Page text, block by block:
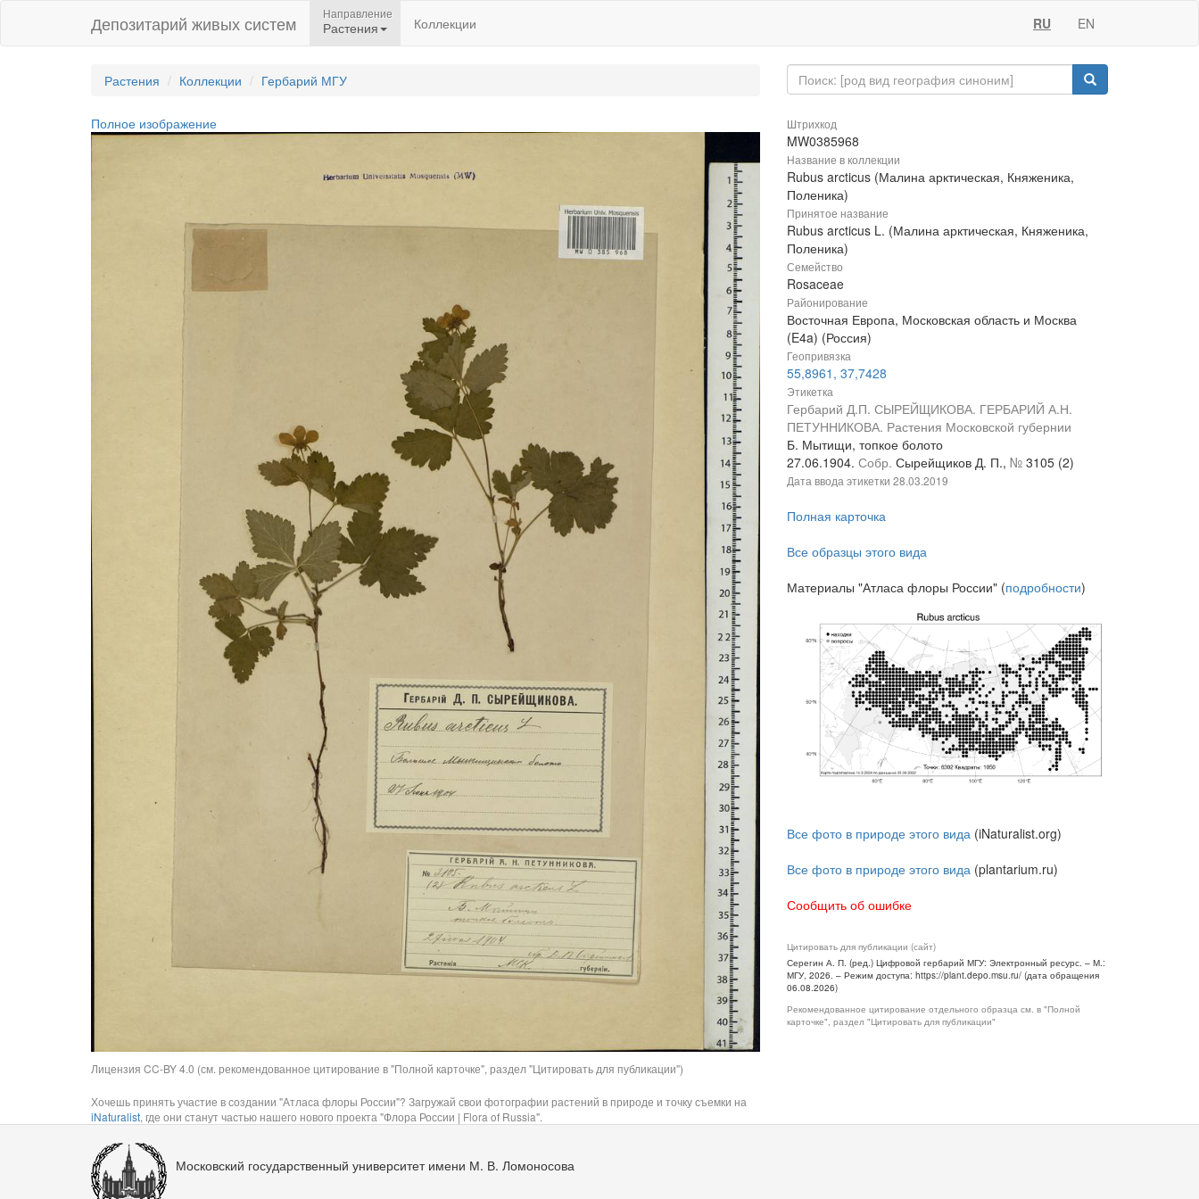
Депозитарий живых систем Направление
Растения Коллекции RU EN
Растения Коллекции Гербарий МГУ
Полное изображение
Лицензия CC-BY 4.0 (см. рекомендованное цитирование в "Полной карточке", раздел "Цитировать для публикации")
Хочешь принять участие в создании "Атласа флоры России"? Загружай свои фотографии растений в природе и точку съемки на
iNaturalist, где они станут частью нашего нового проекта "Флора России | Flora of Russia".
Штрихкод
MW0385968
Название в коллекции
Rubus arcticus (Малина арктическая, Княженика,
Поленика)
Принятое название
Rubus arcticus L. (Малина арктическая, Княженика,
Поленика)
Семейство
Rosaceae
Районирование
Восточная Европа, Московская область и Москва
(E4a) (Россия)
Геопривязка
55,8961, 37,7428
Этикетка
Гербарий Д.П. СЫРЕЙЩИКОВА. ГЕРБАРИЙ А.Н.
ПЕТУННИКОВА. Растения Московской губернии
Б. Мытищи, топкое болото
27.06.1904. Собр. Сырейщиков Д. П., № 3105 (2)
Дата ввода этикетки 28.03.2019
Полная карточка
Все образцы этого вида
Материалы "Атласа флоры России" (подробности)
Все фото в природе этого вида (iNaturalist.org)
Все фото в природе этого вида (plantarium.ru)
Сообщить об ошибке
Цитировать для публикации (сайт)
Серегин А. П. (ред.) Цифровой гербарий МГУ: Электронный ресурс. – М.:
МГУ, 2026. – Режим доступа: https://plant.depo.msu.ru/ (дата обращения
06.08.2026)
Рекомендованное цитирование отдельного образца см. в "Полной
карточке", раздел "Цитировать для публикации"
Московский государственный университет имени М. В. Ломоносова